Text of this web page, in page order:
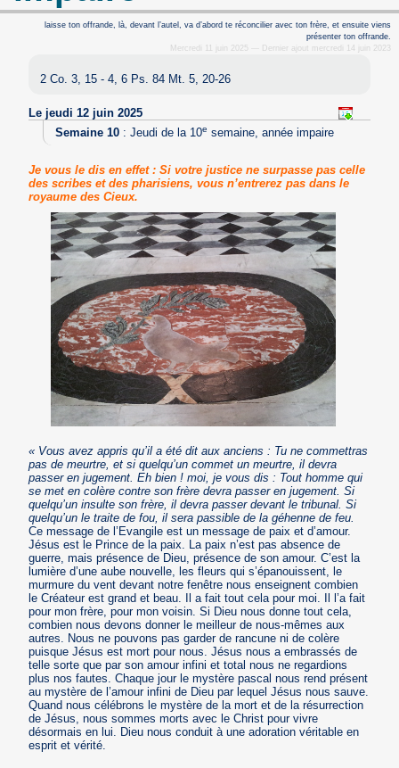
laisse ton offrande, là, devant l’autel, va d’abord te réconcilier avec ton frère, et ensuite viens
présenter ton offrande.
Mercredi 11 juin 2025 — Dernier ajout mercredi 14 juin 2023
2 Co. 3, 15 - 4, 6 Ps. 84 Mt. 5, 20-26
Le jeudi 12 juin 2025
Semaine 10: Jeudi de la 10e semaine, année impaire
Je vous le dis en effet : Si votre justice ne surpasse pas celle
des scribes et des pharisiens, vous n’entrerez pas dans le
royaume des Cieux.
« Vous avez appris qu’il a été dit aux anciens : Tu ne commettras
pas de meurtre, et si quelqu’un commet un meurtre, il devra
passer en jugement. Eh bien ! moi, je vous dis : Tout homme qui
se met en colère contre son frère devra passer en jugement. Si
quelqu’un insulte son frère, il devra passer devant le tribunal. Si
quelqu’un le traite de fou, il sera passible de la géhenne de feu.
Ce message de l’Evangile est un message de paix et d’amour.
Jésus est le Prince de la paix. La paix n’est pas absence de
guerre, mais présence de Dieu, présence de son amour. C’est la
lumière d’une aube nouvelle, les fleurs qui s’épanouissent, le
murmure du vent devant notre fenêtre nous enseignent combien
le Créateur est grand et beau. Il a fait tout cela pour moi. Il l’a fait
pour mon frère, pour mon voisin. Si Dieu nous donne tout cela,
combien nous devons donner le meilleur de nous-mêmes aux
autres. Nous ne pouvons pas garder de rancune ni de colère
puisque Jésus est mort pour nous. Jésus nous a embrassés de
telle sorte que par son amour infini et total nous ne regardions
plus nos fautes. Chaque jour le mystère pascal nous rend présent
au mystère de l’amour infini de Dieu par lequel Jésus nous sauve.
Quand nous célébrons le mystère de la mort et de la résurrection
de Jésus, nous sommes morts avec le Christ pour vivre
désormais en lui. Dieu nous conduit à une adoration véritable en
esprit et vérité.